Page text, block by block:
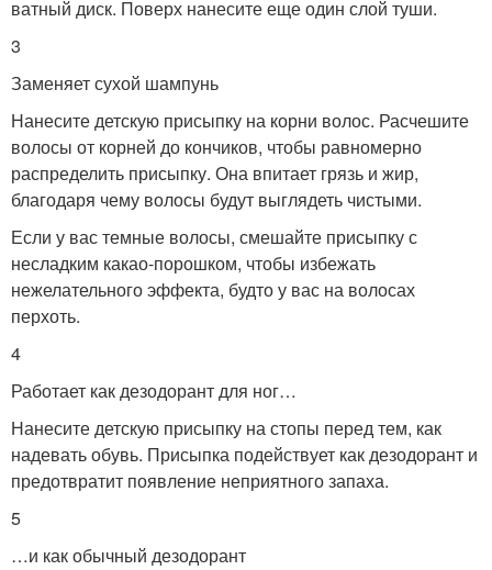
ватный диск. Поверх нанесите еще один слой туши.
3
Заменяет сухой шампунь
Нанесите детскую присыпку на корни волос. Расчешите
волосы от корней до кончиков, чтобы равномерно
распределить присыпку. Она впитает грязь и жир,
благодаря чему волосы будут выглядеть чистыми.
Если у вас темные волосы, смешайте присыпку с
несладким какао-порошком, чтобы избежать
нежелательного эффекта, будто у вас на волосах
перхоть.
4
Работает как дезодорант для ног…
Нанесите детскую присыпку на стопы перед тем, как
надевать обувь. Присыпка подействует как дезодорант и
предотвратит появление неприятного запаха.
5
…и как обычный дезодорант